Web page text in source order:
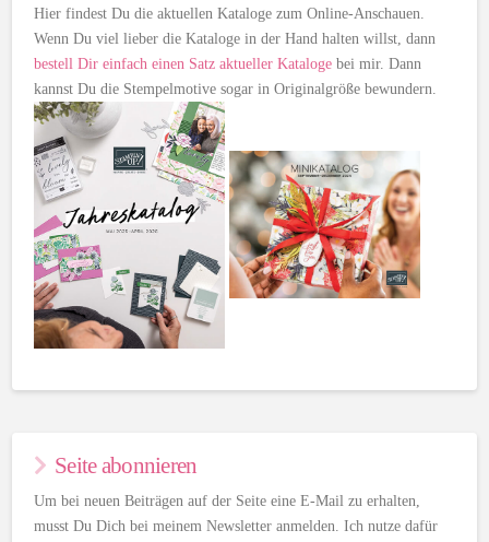
Hier findest Du die aktuellen Kataloge zum Online-Anschauen.
Wenn Du viel lieber die Kataloge in der Hand halten willst, dann
bestell Dir einfach einen Satz aktueller Kataloge bei mir. Dann
kannst Du die Stempelmotive sogar in Originalgröße bewundern.
Seite abonnieren
Um bei neuen Beiträgen auf der Seite eine E-Mail zu erhalten,
musst Du Dich bei meinem Newsletter anmelden. Ich nutze dafür